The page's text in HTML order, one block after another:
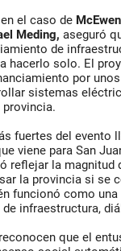
el caso de
Meding, aseguró
de
hacerlo solo. El
por
sistemas
fuertes del evento
viene para San
reflejar la
la provincia si se
funcionó como
infraestructura,
que el